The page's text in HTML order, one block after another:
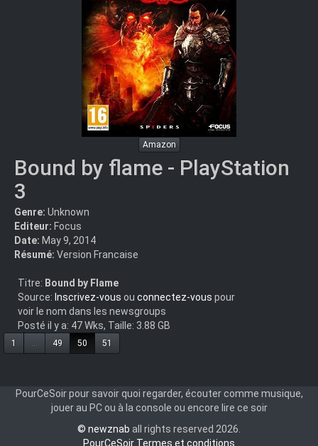
Amazon
Bound by flame - PlayStation
3
Genre: Unknown
Editeur: Focus
Date: May 9, 2014
Résumé: Version Francaise
Titre: Bound by Flame
Source: Inscrivez-vous ou connectez-vous pour
voir le nom dans les newsgroups
Posté il y a: 47 Wks, Taille: 3.88 GB
1 ... 49 50 51
PourCeSoir pour savoir quoi regarder, écouter comme musique,
jouer au PC ou à la console ou encore lire ce soir
© newznab all rights reserved 2026.
PourCeSoir Termes et conditions